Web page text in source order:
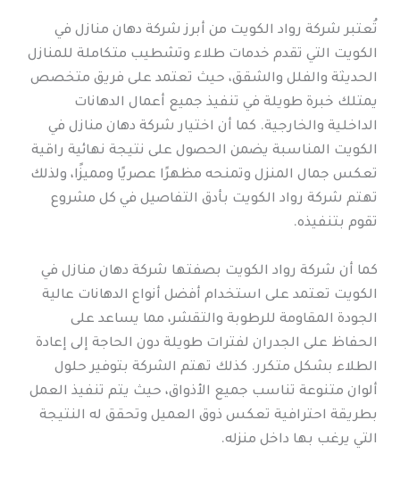
تُعتبر شركة رواد الكويت من أبرز شركة دهان منازل في
الكويت التي تقدم خدمات طلاء وتشطيب متكاملة للمنازل
الحديثة والفلل والشقق، حيث تعتمد على فريق متخصص
يمتلك خبرة طويلة في تنفيذ جميع أعمال الدهانات
الداخلية والخارجية. كما أن اختيار شركة دهان منازل في
الكويت المناسبة يضمن الحصول على نتيجة نهائية راقية
تعكس جمال المنزل وتمنحه مظهرًا عصريًا ومميزًا، ولذلك
تهتم شركة رواد الكويت بأدق التفاصيل في كل مشروع
تقوم بتنفيذه.
كما أن شركة رواد الكويت بصفتها شركة دهان منازل في
الكويت تعتمد على استخدام أفضل أنواع الدهانات عالية
الجودة المقاومة للرطوبة والتقشر، مما يساعد على
الحفاظ على الجدران لفترات طويلة دون الحاجة إلى إعادة
الطلاء بشكل متكرر. كذلك تهتم الشركة بتوفير حلول
ألوان متنوعة تناسب جميع الأذواق، حيث يتم تنفيذ العمل
بطريقة احترافية تعكس ذوق العميل وتحقق له النتيجة
التي يرغب بها داخل منزله.